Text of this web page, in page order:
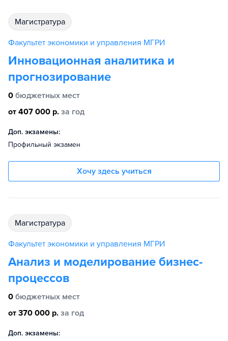
магистратура
Факультет экономики и управления МГРИ
Инновационная аналитика и
прогнозирование
0 бюджетных мест
от 407 000 р. за год
Доп. экзамены:
Профильный экзамен
Хочу здесь учиться
магистратура
Факультет экономики и управления МГРИ
Анализ и моделирование бизнес-
процессов
0 бюджетных мест
от 370 000 р. за год
Доп. экзамены: